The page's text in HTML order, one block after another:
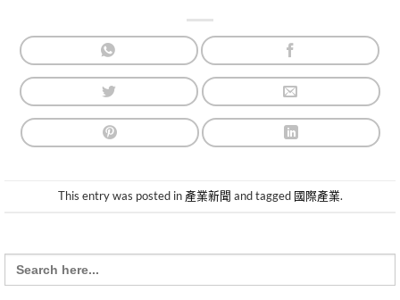
This entry was posted in 產業新聞 and tagged 國際產業.
Search
for: